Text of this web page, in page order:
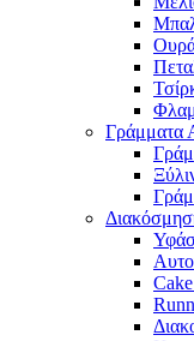
Γράμματα